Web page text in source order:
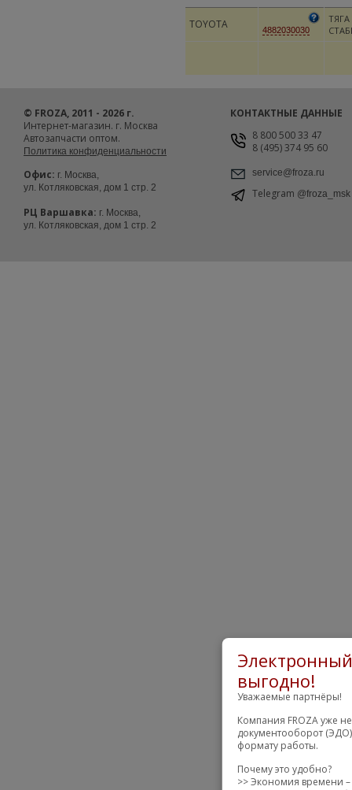
TOYOTA 4882030030
ТЯГА
выгодно!
Уважаемые партнёры!
Компания FROZA уже
документооборот
формату работы.
Почему это удобно?
>> Экономия времени –
© FROZA, 2011 - 2026 г.
Интернет-магазин. г. Москва
Автозапчасти оптом.
Политика конфиденциальности
Офис: г. Москва,
ул. Котляковская, дом 1 стр. 2
РЦ Варшавка: г. Москва,
ул. Котляковская, дом 1 стр. 2
КОНТАКТНЫЕ ДАННЫЕ
8 800 500 33 47
8 (495) 374 95 60
service@froza.ru
Telegram @froza_msk